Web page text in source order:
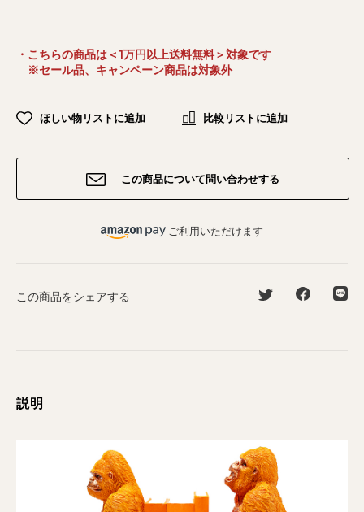
・こちらの商品は＜1万円以上送料無料＞対象です
※セール品、キャンペーン商品は対象外
ほしい物リストに追加 比較リストに追加
この商品について問い合わせする
ご利用いただけます
この商品をシェアする
説明